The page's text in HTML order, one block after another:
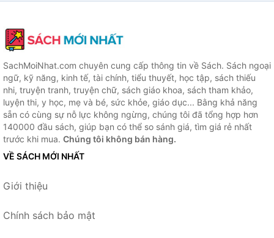
SachMoiNhat.com chuyên cung cấp thông tin về Sách. Sách ngoại
ngữ, kỹ năng, kinh tế, tài chính, tiểu thuyết, học tập, sách thiếu
nhi, truyện tranh, truyện chữ, sách giáo khoa, sách tham khảo,
luyện thi, y học, mẹ và bé, sức khỏe, giáo dục... Bằng khả năng
sẵn có cùng sự nỗ lực không ngừng, chúng tôi đã tổng hợp hơn
140000 đầu sách, giúp bạn có thể so sánh giá, tìm giá rẻ nhất
trước khi mua. Chúng tôi không bán hàng.
VỀ SÁCH MỚI NHẤT
Giới thiệu
Chính sách bảo mật